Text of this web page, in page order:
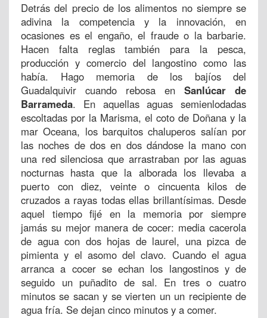
Detrás del precio de los alimentos no siempre se
adivina la competencia y la innovación, en
ocasiones es el engaño, el fraude o la barbarie.
Hacen falta reglas también para la pesca,
producción y comercio del langostino como las
había. Hago memoria de los bajíos del
Guadalquivir cuando rebosa en Sanlúcar de
Barrameda. En aquellas aguas semienlodadas
escoltadas por la Marisma, el coto de Doñana y la
mar Oceana, los barquitos chaluperos salían por
las noches de dos en dos dándose la mano con
una red silenciosa que arrastraban por las aguas
nocturnas hasta que la alborada los llevaba a
puerto con diez, veinte o cincuenta kilos de
cruzados a rayas todas ellas brillantísimas. Desde
aquel tiempo fijé en la memoria por siempre
jamás su mejor manera de cocer: media cacerola
de agua con dos hojas de laurel, una pizca de
pimienta y el asomo del clavo. Cuando el agua
arranca a cocer se echan los langostinos y de
seguido un puñadito de sal. En tres o cuatro
minutos se sacan y se vierten un un recipiente de
agua fría. Se dejan cinco minutos y a comer.